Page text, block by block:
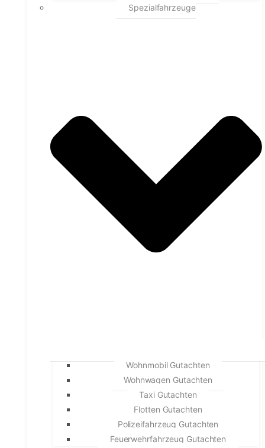
Spezialfahrzeuge
Wohnmobil Gutachten
Wohnwagen Gutachten
Taxi Gutachten
Flotten Gutachten
Polizeifahrzeug Gutachten
Feuerwehrfahrzeug Gutachten